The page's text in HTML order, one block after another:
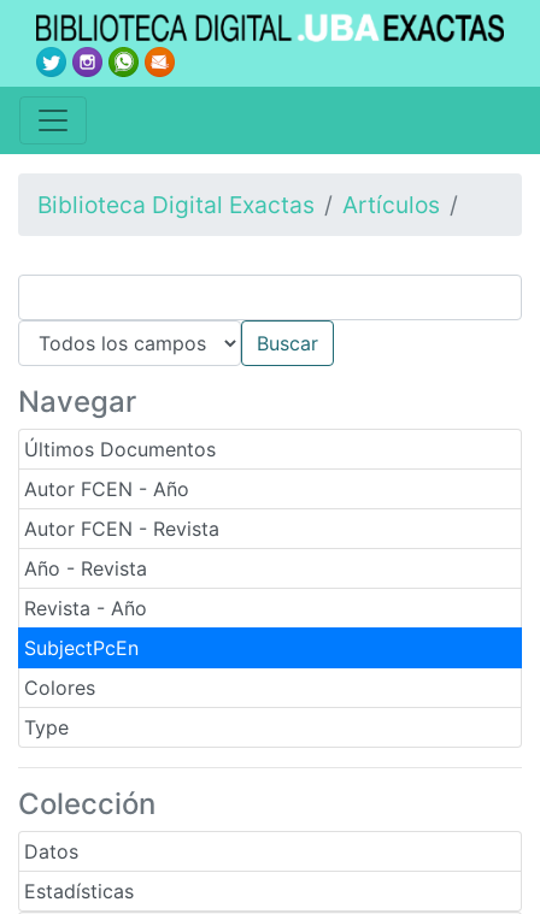
Biblioteca Digital Exactas Artículos
Navegar
Últimos Documentos
Autor FCEN - Año
Autor FCEN - Revista
Año - Revista
Revista - Año
SubjectPcEn
Colores
Type
Colección
Datos
Estadísticas